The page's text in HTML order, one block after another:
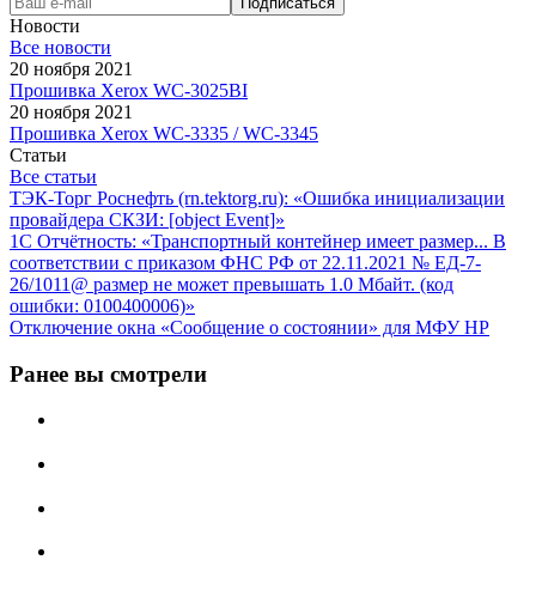
Новости
Все новости
20 ноября 2021
Прошивка Xerox WC-3025BI
20 ноября 2021
Прошивка Xerox WC-3335 / WC-3345
Статьи
Все статьи
ТЭК-Торг Роснефть (rn.tektorg.ru): «Ошибка инициализации
провайдера СКЗИ: [object Event]»
1С Отчётность: «Транспортный контейнер имеет размер... В
соответствии с приказом ФНС РФ от 22.11.2021 № ЕД-7-
26/1011@ размер не может превышать 1.0 Мбайт. (код
ошибки: 0100400006)»
Отключение окна «Сообщение о состоянии» для МФУ HP
Ранее вы смотрели